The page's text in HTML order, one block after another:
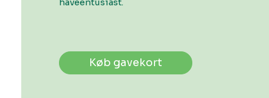
Køb gavekort